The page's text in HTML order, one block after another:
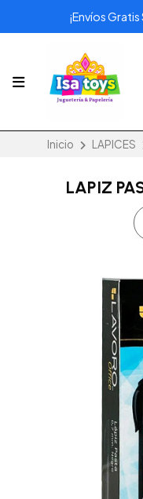
¡Envíos
Inicio LAPICES
LAPIZ